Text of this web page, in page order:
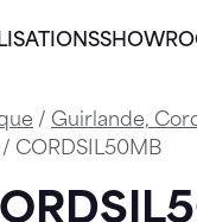
/ Guirlande,
/ CORDSIL50MB